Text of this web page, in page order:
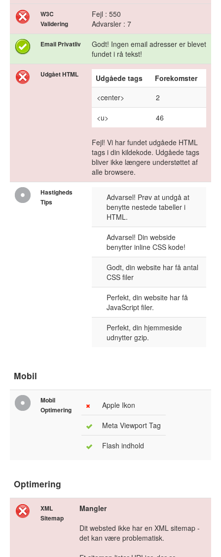
W3C
Validering
Fejl : 550
Advarsler : 7
Email Privatliv
Godt! Ingen email adresser er blevet
fundet i rå tekst!
Udgået HTML Udgåede tags
Forekomster
<center>
2
<u> 46
Fejl! Vi har fundet udgåede HTML
tags i din kildekode. Udgåede tags
bliver ikke længere understøttet af
alle browsere.
Hastigheds
Tips
Advarsel! Prøv at undgå at
benytte nestede tabeller i
HTML.
Advarsel! Din webside
benytter inline CSS kode!
Godt, din website har få antal
CSS filer
Perfekt, din website har få
JavaScript filer.
Perfekt, din hjemmeside
udnytter gzip.
Mobil
Mobil
Optimering
Apple Ikon
Meta Viewport Tag
Flash indhold
Optimering
XML
Sitemap
Mangler
Dit websted ikke har en XML sitemap -
det kan være problematisk.